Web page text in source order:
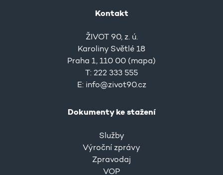
Kontakt
ŽIVOT 90, z. ú.
Karoliny Světlé 18
Praha 1, 110 00 (mapa)
T: 222 333 555
E: info@zivot90.cz
Dokumenty ke stažení
Služby
Výroční zprávy
Zpravodaj
VOP